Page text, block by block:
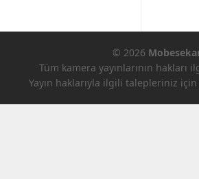
© 2026
Tüm kamera yayınlarının hakları
Yayın haklarıyla ilgili talepleriniz